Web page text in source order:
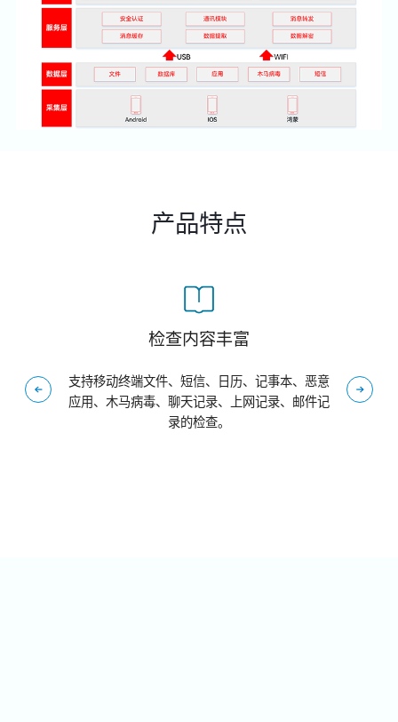
产品特点
检查内容丰富
支持移动终端文件、短信、日历、记事本、恶意
应用、木马病毒、聊天记录、上网记录、邮件记
录的检查。